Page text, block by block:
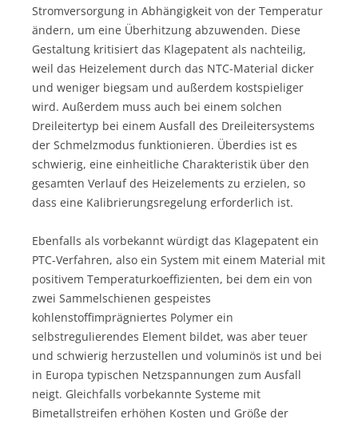
Stromversorgung in Abhängigkeit von der Temperatur
ändern, um eine Überhitzung abzuwenden. Diese
Gestaltung kritisiert das Klagepatent als nachteilig,
weil das Heizelement durch das NTC-Material dicker
und weniger biegsam und außerdem kostspieliger
wird. Außerdem muss auch bei einem solchen
Dreileitertyp bei einem Ausfall des Dreileitersystems
der Schmelzmodus funktionieren. Überdies ist es
schwierig, eine einheitliche Charakteristik über den
gesamten Verlauf des Heizelements zu erzielen, so
dass eine Kalibrierungsregelung erforderlich ist.
Ebenfalls als vorbekannt würdigt das Klagepatent ein
PTC-Verfahren, also ein System mit einem Material mit
positivem Temperaturkoeffizienten, bei dem ein von
zwei Sammelschienen gespeistes
kohlenstoffimprägniertes Polymer ein
selbstregulierendes Element bildet, was aber teuer
und schwierig herzustellen und voluminös ist und bei
in Europa typischen Netzspannungen zum Ausfall
neigt. Gleichfalls vorbekannte Systeme mit
Bimetallstreifen erhöhen Kosten und Größe der